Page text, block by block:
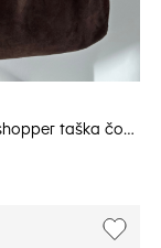
Boto semišová shopper taška čokoládová